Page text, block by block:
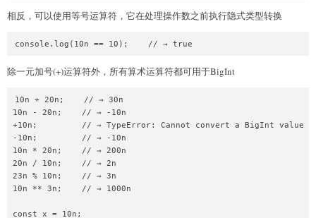
相反，可以使用等号运算符，它在处理操作数之前执行隐式类型转换
除一元加号(+)运算符外，所有算术运算符都可用于BigInt
10n + 20n;    // → 30n
10n - 20n;    // → -10n
+10n;         // → TypeError: Cannot convert a BigInt value to
-10n;         // → -10n
10n * 20n;    // → 200n
20n / 10n;    // → 2n
23n % 10n;    // → 3n
10n ** 3n;    // → 1000n
const x = 10n;